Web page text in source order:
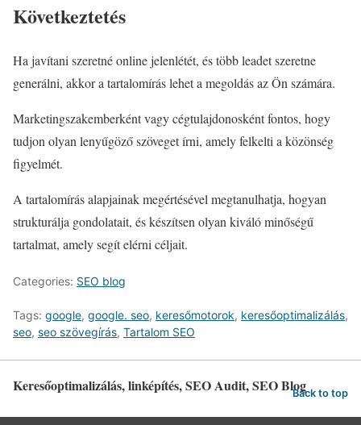
Következtetés
Ha javítani szeretné online jelenlétét, és több leadet szeretne
generálni, akkor a tartalomírás lehet a megoldás az Ön számára.
Marketingszakemberként vagy cégtulajdonosként fontos, hogy
tudjon olyan lenyűgöző szöveget írni, amely felkelti a közönség
figyelmét.
A tartalomírás alapjainak megértésével megtanulhatja, hogyan
strukturálja gondolatait, és készítsen olyan kiváló minőségű
tartalmat, amely segít elérni céljait.
Categories: SEO blog
Tags: google, google. seo, keresőmotorok, keresőoptimalizálás,
seo, seo szövegírás, Tartalom SEO
Keresőoptimalizálás, linképítés, SEO Audit, SEO BlogBack to top